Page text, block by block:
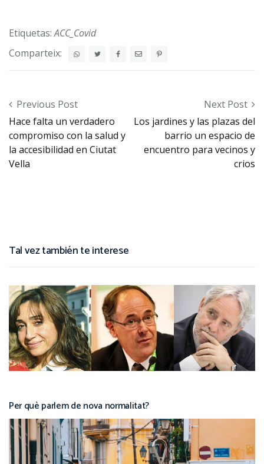
Etiquetas:ACC_Covid
Comparteix:
Post navigation
Previous Post
Hace falta un verdadero
compromiso con la salud y
la accesibilidad en Ciutat
Vella
Next Post
Los jardines y las plazas del
barrio un espacio de
encuentro para vecinos y
crios
Tal vez también te interese
Per què parlem de nova normalitat?